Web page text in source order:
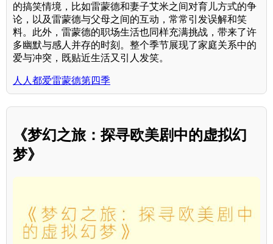
的搞笑情境，比如雷蒙德和妻子艾米之间对育儿方式的争
论，以及雷蒙德与父母之间的互动，常常引发误解和笑
料。此外，雷蒙德的职场生活也同样充满挑战，带来了许
多幽默与感人并存的时刻。整个季节展现了家庭关系中的
爱与冲突，既贴近生活又引人发笑。
人人都爱雷蒙德第四季
《梦幻之旅：探寻欧美剧中的虚拟幻
梦》